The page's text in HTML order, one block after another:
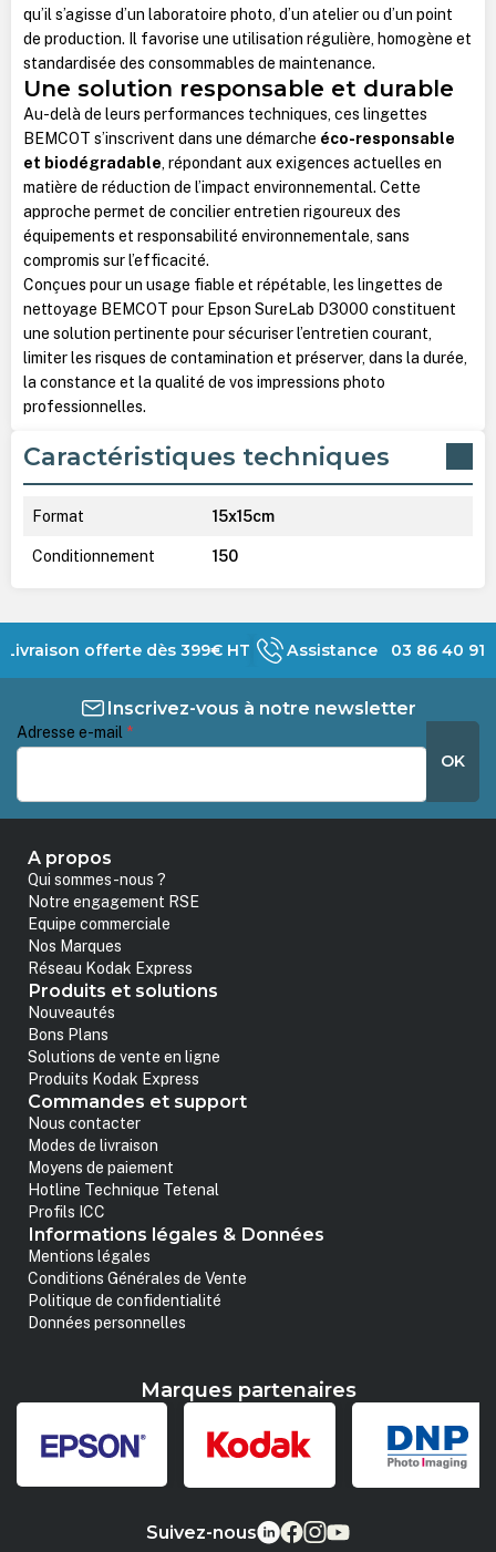
qu’il s’agisse d’un laboratoire photo, d’un atelier ou d’un point
de production. Il favorise une utilisation régulière, homogène et
standardisée des consommables de maintenance.
Une solution responsable et durable
Au-delà de leurs performances techniques, ces lingettes
BEMCOT s’inscrivent dans une démarche éco-responsable
et biodégradable, répondant aux exigences actuelles en
matière de réduction de l’impact environnemental. Cette
approche permet de concilier entretien rigoureux des
équipements et responsabilité environnementale, sans
compromis sur l’efficacité.
Conçues pour un usage fiable et répétable, les lingettes de
nettoyage BEMCOT pour Epson SureLab D3000 constituent
une solution pertinente pour sécuriser l’entretien courant,
limiter les risques de contamination et préserver, dans la durée,
la constance et la qualité de vos impressions photo
professionnelles.
Caractéristiques techniques
Format 15x15cm
Conditionnement 150
Livraison offerte dès 399€ HT Assistance 03 86 40 91
Inscrivez-vous à notre newsletter
Adresse e-mail *
OK
A propos
Qui sommes-nous ?
Notre engagement RSE
Equipe commerciale
Nos Marques
Réseau Kodak Express
Produits et solutions
Nouveautés
Bons Plans
Solutions de vente en ligne
Produits Kodak Express
Commandes et support
Nous contacter
Modes de livraison
Moyens de paiement
Hotline Technique Tetenal
Profils ICC
Informations légales & Données
Mentions légales
Conditions Générales de Vente
Politique de confidentialité
Données personnelles
Marques partenaires
Suivez-nous